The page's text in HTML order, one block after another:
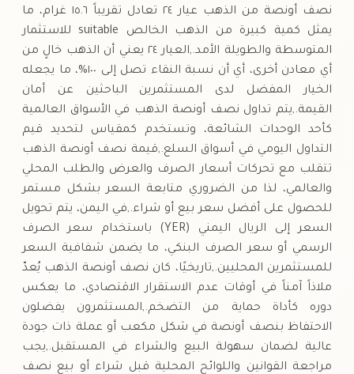
نصف أونصة من الذهب عيار ٢٤ تعادل تقريباً ١٥.٦ غرام، ما
يمثل كمية كبيرة من الذهب الخالص suitable للاستثمار
المتوسطة والطويلة الأمد.,العيار ٢٤ يعني أن الذهب خالٍ من
أي معادن أخرى، أي أن نسبة النقاء تصل إلى ١٠٠%، ما يجعله
الخيار المفضل لدى المستثمرين الباحثين عن أمان
القيمة.,يتم تداول نصف أونصة الذهب في الأسواق العالمية
كأحد الوحدات الشائعة، وتستخدم كمقياس لتحديد قيم
التداول اليومي في أسواق السلع.,قيمة نصف أونصة الذهب
تتقلب مع تحركات أسعار الصرف والعرض والطلب المحلي
والعالمي، لذا من الضروري متابعة السعر بشكل مستمر
للحصول على أفضل سعر بيع أو شراء.,في اليمن، يتم تحويل
السعر إلى الريال اليمني (YER) باستخدام سعر الصرف
الرسمي أو سعر الصرف البنكي، ما يضمن شفافية السعر
للمستثمرين المحليين.,تاريخيًا، كان نصف أونصة الذهب يُعدّ
ملاذاً آمناً في أوقات عدم الاستقرار الاقتصادي، ما يعكس
دوره كأداة حماية من التضخم.,المستثمرون يفضلون
الاحتفاظ بنصف أونصة في شكل مكعب أو عملة ذات جودة
عالية لضمان سهولة البيع والشراء في المستقبل.,يجب
مراجعة القوانين واللوائح المحلية قبل شراء أو بيع نصف